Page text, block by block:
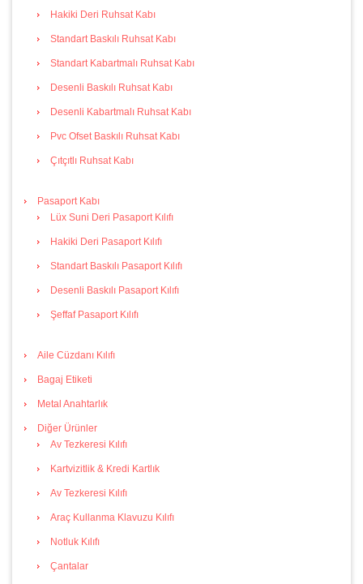
Hakiki Deri Ruhsat Kabı
Standart Baskılı Ruhsat Kabı
Standart Kabartmalı Ruhsat Kabı
Desenli Baskılı Ruhsat Kabı
Desenli Kabartmalı Ruhsat Kabı
Pvc Ofset Baskılı Ruhsat Kabı
Çıtçıtlı Ruhsat Kabı
Pasaport Kabı
Lüx Suni Deri Pasaport Kılıfı
Hakiki Deri Pasaport Kılıfı
Standart Baskılı Pasaport Kılıfı
Desenli Baskılı Pasaport Kılıfı
Şeffaf Pasaport Kılıfı
Aile Cüzdanı Kılıfı
Bagaj Etiketi
Metal Anahtarlık
Diğer Ürünler
Av Tezkeresi Kılıfı
Kartvizitlik & Kredi Kartlık
Av Tezkeresi Kılıfı
Araç Kullanma Klavuzu Kılıfı
Notluk Kılıfı
Çantalar